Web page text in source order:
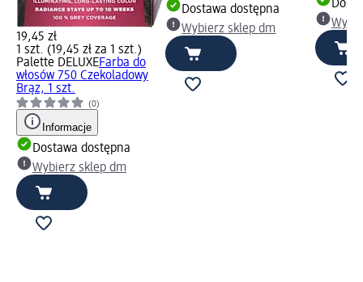
19,45 zł
1 szt. (19,45 zł za 1 szt.)
Palette DELUXEFarba do
włosów 750 Czekoladowy
Brąz, 1 szt.
(0)
Informacje
Dostawa dostępna
Wybierz sklep dm
Dostawa dostępna
Wybierz sklep dm